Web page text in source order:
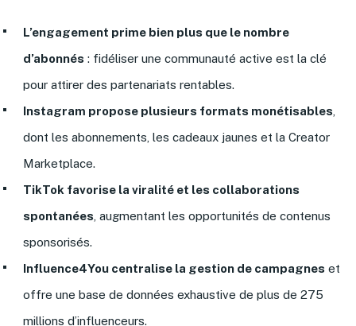
L’engagement prime bien plus que le nombre
d’abonnés : fidéliser une communauté active est la clé
pour attirer des partenariats rentables.
Instagram propose plusieurs formats monétisables
dont les abonnements, les cadeaux jaunes et la Creator
Marketplace.
TikTok favorise la viralité et les collaborations
spontanées , augmentant les opportunités de contenus
sponsorisés.
Influence4You centralise la gestion de campagnes et
offre une base de données exhaustive de plus de 275
millions d’influenceurs.